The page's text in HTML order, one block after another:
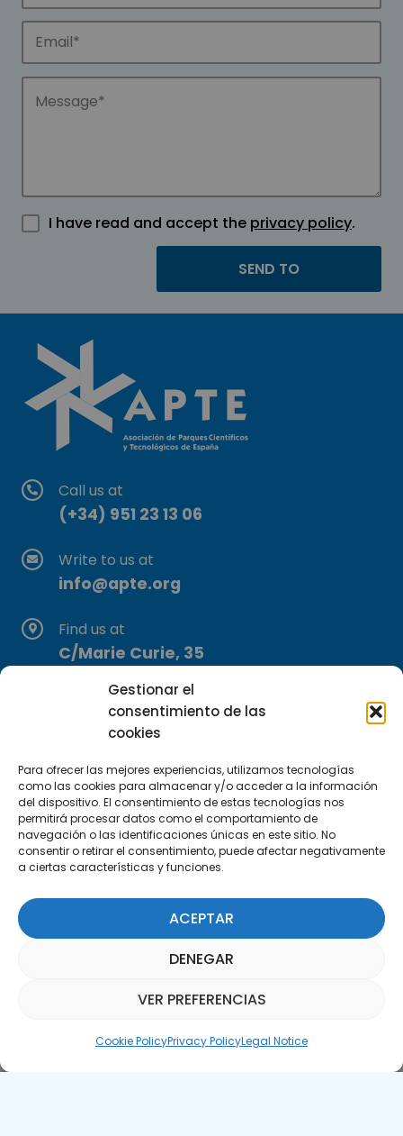
Gestionar el
consentimiento de las
cookies
Para ofrecer las mejores experiencias, utilizamos tecnologías
como las cookies para almacenar y/o acceder a la información
del dispositivo. El consentimiento de estas tecnologías nos
permitirá procesar datos como el comportamiento de
navegación o las identificaciones únicas en este sitio. No
consentir o retirar el consentimiento, puede afectar negativamente
a ciertas características y funciones.
ACEPTAR
DENEGAR
VER PREFERENCIAS
Cookie PolicyPrivacy PolicyLegal Notice
I have read and accept the privacy policy.
Call us at
(+34) 951 23 13 06
Write to us at
info@apte.org
Find us at
C/Marie Curie, 35
Subscribe to our Newsletter
SUBSCRIBE HERE